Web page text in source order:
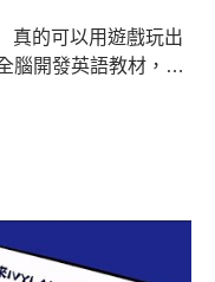
的可以用遊戲玩出
主題延伸出來的相關
學會的生活內容。
聖誕節？在十二月。
本系列可購買實體